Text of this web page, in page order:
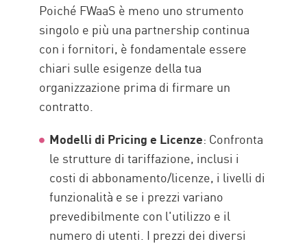
Poiché FWaaS è meno uno strumento
singolo e più una partnership continua
con i fornitori, è fondamentale essere
chiari sulle esigenze della tua
organizzazione prima di firmare un
contratto.
Modelli di Pricing e Licenze: Confronta
le strutture di tariffazione, inclusi i
costi di abbonamento/licenze, i livelli di
funzionalità e se i prezzi variano
prevedibilmente con l'utilizzo e il
numero di utenti. I prezzi dei diversi